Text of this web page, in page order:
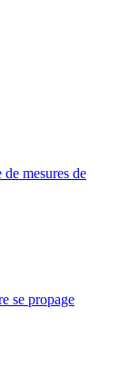
mesures de
se propage